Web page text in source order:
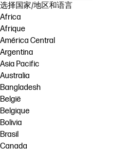
选择国家/地区和语言
Africa
Afrique
América Central
Argentina
Asia Pacific
Australia
Bangladesh
België
Belgique
Bolivia
Brasil
Canada